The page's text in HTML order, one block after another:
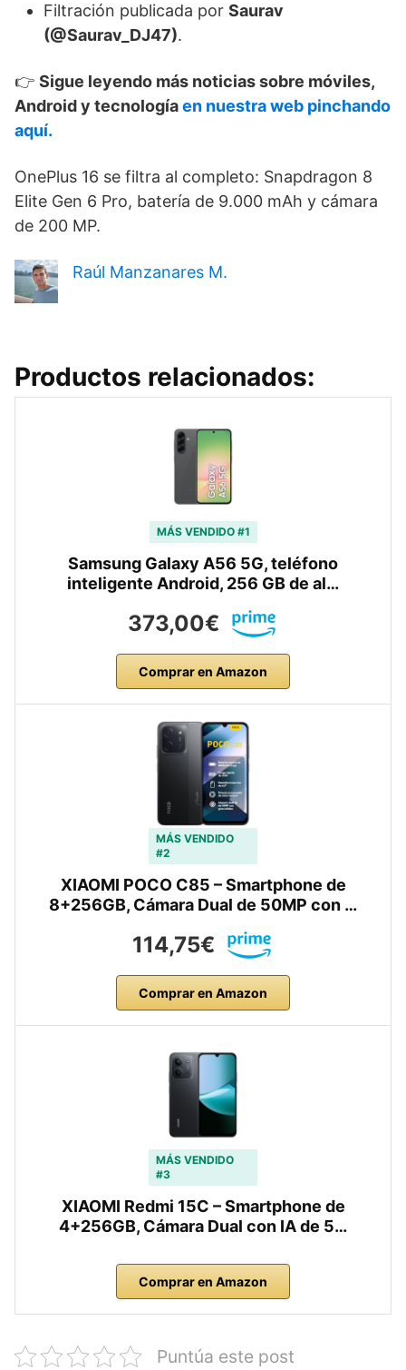
Filtración publicada por Saurav
(@Saurav_DJ47).
👉 Sigue leyendo más noticias sobre móviles,
Android y tecnologíaen nuestra web pinchando
aquí.
OnePlus 16 se filtra al completo: Snapdragon 8
Elite Gen 6 Pro, batería de 9.000 mAh y cámara
de 200 MP.
Raúl Manzanares M.
Productos relacionados:
MÁS VENDIDO #1
Samsung Galaxy A56 5G, teléfono
inteligente Android, 256 GB de al…
373,00€
Comprar en Amazon
MÁS VENDIDO
#2
XIAOMI POCO C85 – Smartphone de
8+256GB, Cámara Dual de 50MP con …
114,75€
Comprar en Amazon
MÁS VENDIDO
#3
XIAOMI Redmi 15C – Smartphone de
4+256GB, Cámara Dual con IA de 5…
Comprar en Amazon
Puntúa este post